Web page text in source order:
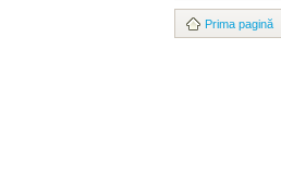
Prima pagină